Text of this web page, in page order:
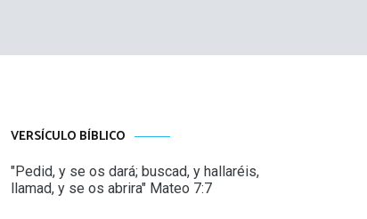
VERSÍCULO BÍBLICO
"Pedid, y se os dará; buscad, y hallaréis,
llamad, y se os abrira" Mateo 7:7